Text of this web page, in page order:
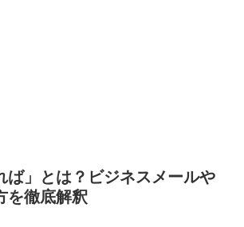
ば」とは？ビジネスメールや
を徹底解釈